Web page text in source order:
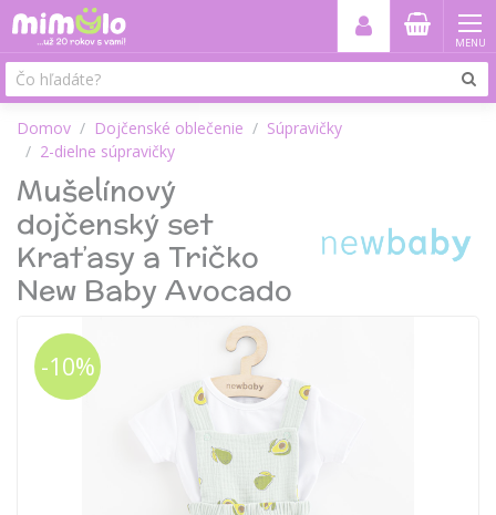
MENU
Domov Dojčenské oblečenie
Súpravičky
2-dielne súpravičky
Mušelínový
dojčenský set
Kraťasy a Tričko
New Baby Avocado
-10%